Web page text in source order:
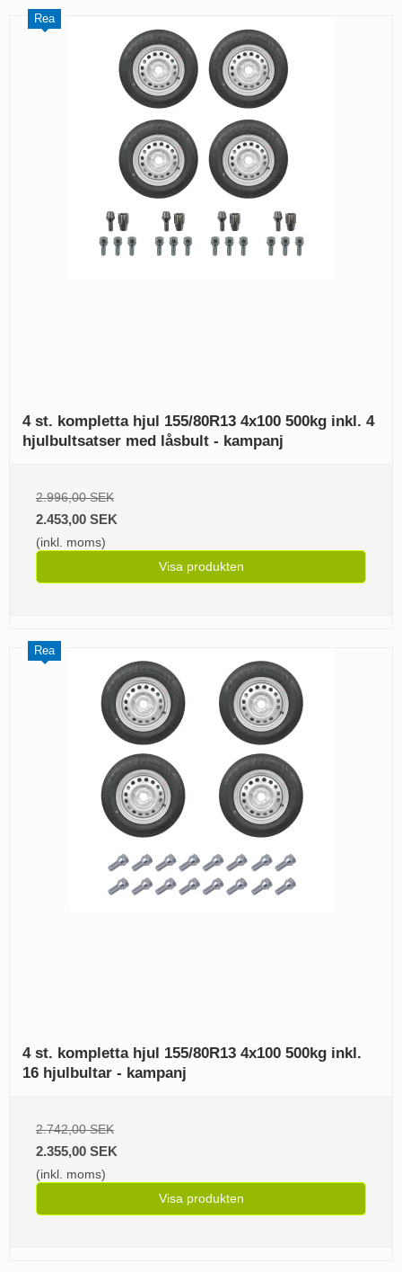
Rea
4 st. kompletta hjul 155/80R13 4x100 500kg inkl. 4
hjulbultsatser med låsbult - kampanj
2.996,00 SEK
2.453,00 SEK
(inkl. moms)
Visa produkten
Rea
4 st. kompletta hjul 155/80R13 4x100 500kg inkl.
16 hjulbultar - kampanj
2.742,00 SEK
2.355,00 SEK
(inkl. moms)
Visa produkten